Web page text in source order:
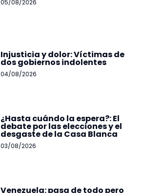
05/08/2026
Injusticia y dolor: Víctimas de
dos gobiernos indolentes
04/08/2026
¿Hasta cuándo la espera?: El
debate por las elecciones y el
desgaste de la Casa Blanca
03/08/2026
Venezuela: pasa de todo pero